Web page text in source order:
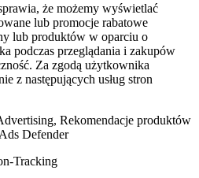
że możemy wyświetlać
lub promocje rabatowe
lub produktów w oparciu o
podczas przeglądania i zakupów
Za zgodą użytkownika
z następujących usług stron
Rekomendacje produktów
Defender
Tracking